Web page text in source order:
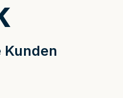
Kunden